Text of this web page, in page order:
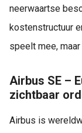
neerwaartse
kostenstructuur
speelt mee,
Airbus SE –
zichtbaar
Airbus is